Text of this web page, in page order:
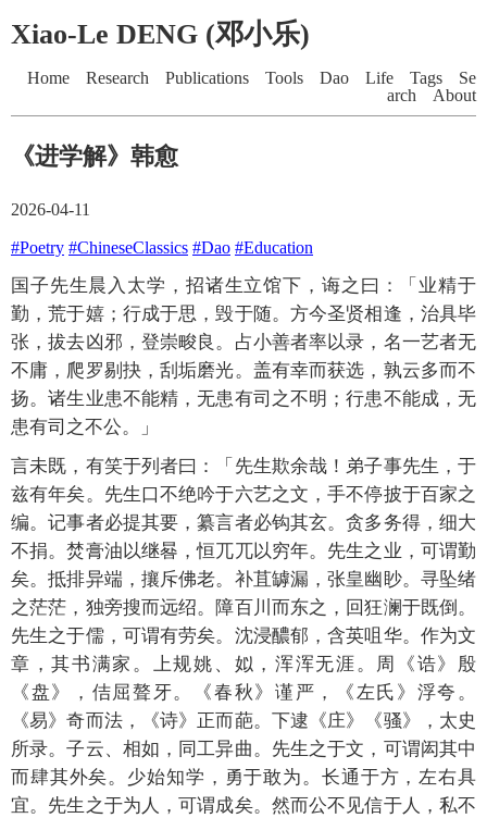
Xiao-Le DENG (邓小乐)
Home Research Publications Tools Dao Life Tags
Se
arch
About
《进学解》韩愈
2026-04-11
#Poetry #ChineseClassics #Dao #Education
国子先生晨入太学，招诸生立馆下，诲之曰：「业精于
勤，荒于嬉；行成于思，毁于随。方今圣贤相逢，治具毕
张，拔去凶邪，登崇畯良。占小善者率以录，名一艺者无
不庸，爬罗剔抉，刮垢磨光。盖有幸而获选，孰云多而不
扬。诸生业患不能精，无患有司之不明；行患不能成，无
患有司之不公。」
言未既，有笑于列者曰：「先生欺余哉！弟子事先生，于
兹有年矣。先生口不绝吟于六艺之文，手不停披于百家之
编。记事者必提其要，纂言者必钩其玄。贪多务得，细大
不捐。焚膏油以继晷，恒兀兀以穷年。先生之业，可谓勤
矣。抵排异端，攘斥佛老。补苴罅漏，张皇幽眇。寻坠绪
之茫茫，独旁搜而远绍。障百川而东之，回狂澜于既倒。
先生之于儒，可谓有劳矣。沈浸醲郁，含英咀华。作为文
章，其书满家。上规姚、姒，浑浑无涯。周《诰》殷
《盘》，佶屈聱牙。《春秋》谨严，《左氏》浮夸。
《易》奇而法，《诗》正而葩。下逮《庄》《骚》，太史
所录。子云、相如，同工异曲。先生之于文，可谓闳其中
而肆其外矣。少始知学，勇于敢为。长通于方，左右具
宜。先生之于为人，可谓成矣。然而公不见信于人，私不